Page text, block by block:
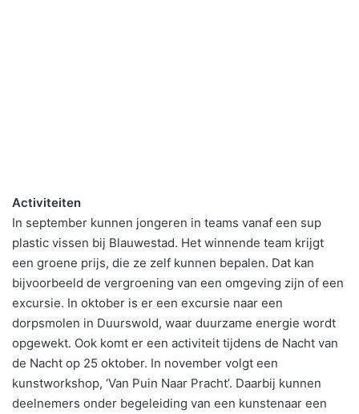
Activiteiten
In september kunnen jongeren in teams vanaf een sup
plastic vissen bij Blauwestad. Het winnende team krijgt
een groene prijs, die ze zelf kunnen bepalen. Dat kan
bijvoorbeeld de vergroening van een omgeving zijn of een
excursie. In oktober is er een excursie naar een
dorpsmolen in Duurswold, waar duurzame energie wordt
opgewekt. Ook komt er een activiteit tijdens de Nacht van
de Nacht op 25 oktober. In november volgt een
kunstworkshop, ‘Van Puin Naar Pracht’. Daarbij kunnen
deelnemers onder begeleiding van een kunstenaar een